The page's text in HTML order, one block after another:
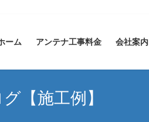
ーム アンテナ工事料金 会社案内
【施工例】